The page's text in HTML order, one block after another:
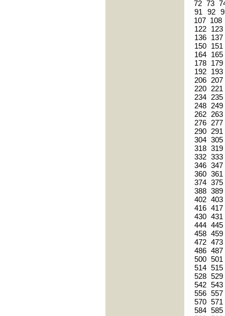
72 73
91
92
107 108
122
123
136
137
150
151
164
165
178
179
192
193
206 207
220
221
234
235
248
249
262
263
276
277
290
291
304 305
318 319
332 333
346 347
360 361
374 375
388 389
402 403
416 417
430 431
444 445
458 459
472 473
486 487
500 501
514 515
528 529
542 543
556 557
570 571
584 585